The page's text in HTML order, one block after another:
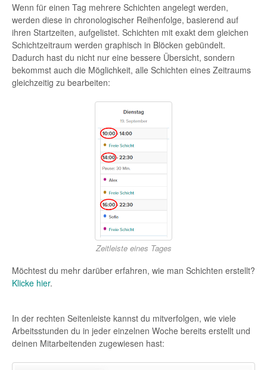
Wenn für einen Tag mehrere Schichten angelegt werden,
werden diese in chronologischer Reihenfolge, basierend auf
ihren Startzeiten, aufgelistet. Schichten mit exakt dem gleichen
Schichtzeitraum werden graphisch in Blöcken gebündelt.
Dadurch hast du nicht nur eine bessere Übersicht, sondern
bekommst auch die Möglichkeit, alle Schichten eines Zeitraums
gleichzeitig zu bearbeiten:
Zeitleiste eines Tages
Möchtest du mehr darüber erfahren, wie man Schichten erstellt?
Klicke hier.
In der rechten Seitenleiste kannst du mitverfolgen, wie viele
Arbeitsstunden du in jeder einzelnen Woche bereits erstellt und
deinen Mitarbeitenden zugewiesen hast: